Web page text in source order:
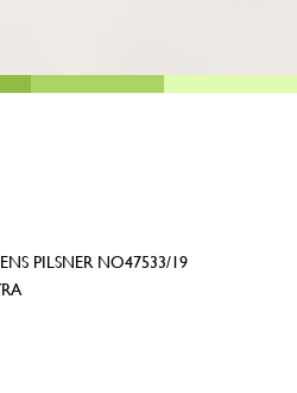
PILSNER NO47533/19